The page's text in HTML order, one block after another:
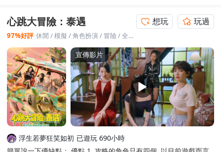
心跳大冒險：泰遇
97%好評 休閒 /模擬 /角色扮演/ 冒險 /全動態影像
想玩 玩過
宣傳影片
浮生若夢狂笑如初 已遊玩 690小時